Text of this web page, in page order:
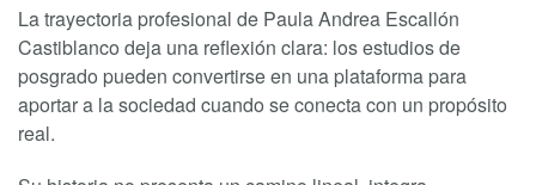
La trayectoria profesional de Paula Andrea Escallón
Castiblanco deja una reflexión clara: los estudios de
posgrado pueden convertirse en una plataforma para
aportar a la sociedad cuando se conecta con un propósito
real.